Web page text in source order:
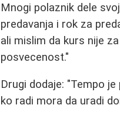
Mnogi polaznik dele
predavanja i rok za
ali mislim da kurs nije
posvecenost."
Drugi dodaje: "Tempo
ko radi mora da uradi